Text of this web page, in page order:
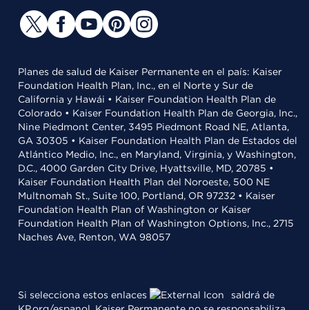
Planes de salud de Kaiser Permanente en el país: Kaiser
Foundation Health Plan, Inc., en el Norte y Sur de
California y Hawái • Kaiser Foundation Health Plan de
Colorado • Kaiser Foundation Health Plan de Georgia, Inc.,
Nine Piedmont Center, 3495 Piedmont Road NE, Atlanta,
GA 30305 • Kaiser Foundation Health Plan de Estados del
Atlántico Medio, Inc., en Maryland, Virginia, y Washington,
D.C., 4000 Garden City Drive, Hyattsville, MD, 20785 •
Kaiser Foundation Health Plan del Noroeste, 500 NE
Multnomah St., Suite 100, Portland, OR 97232 • Kaiser
Foundation Health Plan of Washington or Kaiser
Foundation Health Plan of Washington Options, Inc., 2715
Naches Ave, Renton, WA 98057
Si selecciona estos enlaces
saldrá de